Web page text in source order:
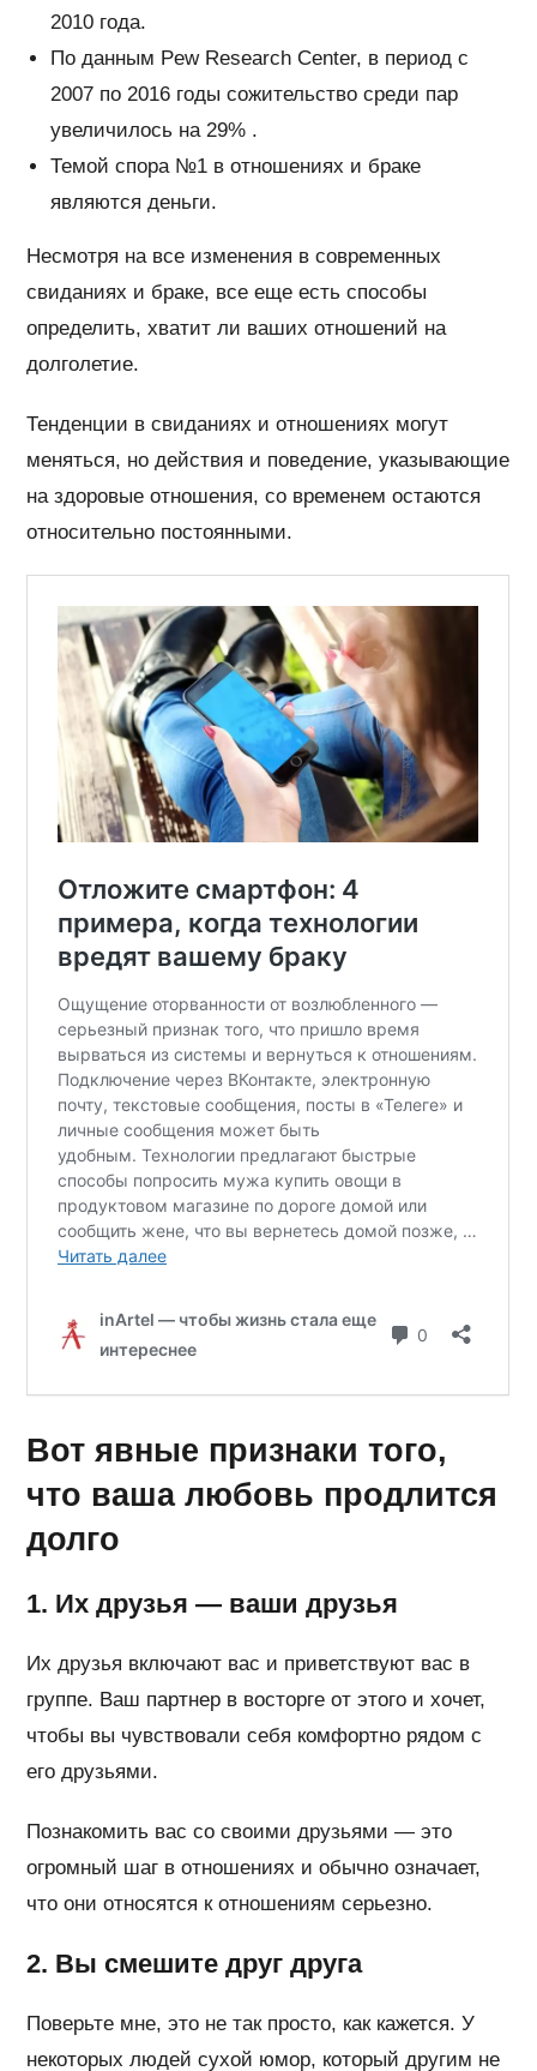
2010 года.
По данным Pew Research Center, в период с
2007 по 2016 годы сожительство среди пар
увеличилось на 29% .
Темой спора №1 в отношениях и браке
являются деньги.
Несмотря на все изменения в современных
свиданиях и браке, все еще есть способы
определить, хватит ли ваших отношений на
долголетие.
Тенденции в свиданиях и отношениях могут
меняться, но действия и поведение, указывающие
на здоровые отношения, со временем остаются
относительно постоянными.
Вот явные признаки того,
что ваша любовь продлится
долго
1. Их друзья — ваши друзья
Их друзья включают вас и приветствуют вас в
группе. Ваш партнер в восторге от этого и хочет,
чтобы вы чувствовали себя комфортно рядом с
его друзьями.
Познакомить вас со своими друзьями — это
огромный шаг в отношениях и обычно означает,
что они относятся к отношениям серьезно.
2. Вы смешите друг друга
Поверьте мне, это не так просто, как кажется. У
некоторых людей сухой юмор, который другим не